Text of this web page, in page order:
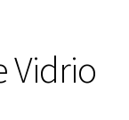
Vidrio